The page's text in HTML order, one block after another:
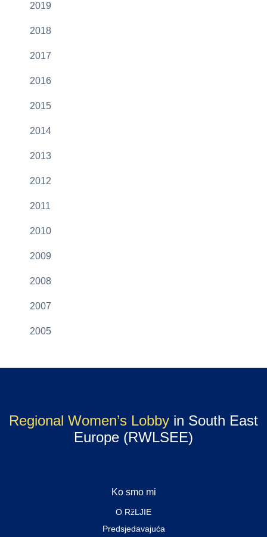
2019
2018
2017
2016
2015
2014
2013
2012
2011
2010
2009
2008
2007
2005
Regional Women’s Lobby in South East
Europe (RWLSEE)
Ko smo mi
O RžLJIE
Predsjedavajuća